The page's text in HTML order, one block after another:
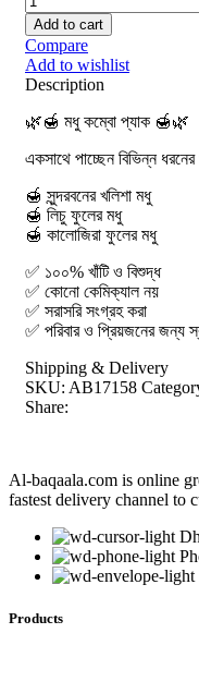
Add to cart
Compare
Add to wishlist
Description
🌿🍯 মধু কম্বো প্যাক 🍯🌿
একসাথে পাচ্ছেন বিভিন্ন
🍯 সুন্দরবনের খলিশা মধু
🍯 লিচু ফুলের মধু
🍯 কালোজিরা ফুলের মধু
✅ ১০০% খাঁটি ও বিশুদ্ধ
✅ কোনো কেমিক্যাল নয়
✅ সরাসরি সংগ্রহ করা
✅ পরিবার ও প্রিয়জনের জন্য
Shipping & Delivery
SKU: AB17158
Share:
Al-baqaala.com is online
fastest delivery channel to
Products